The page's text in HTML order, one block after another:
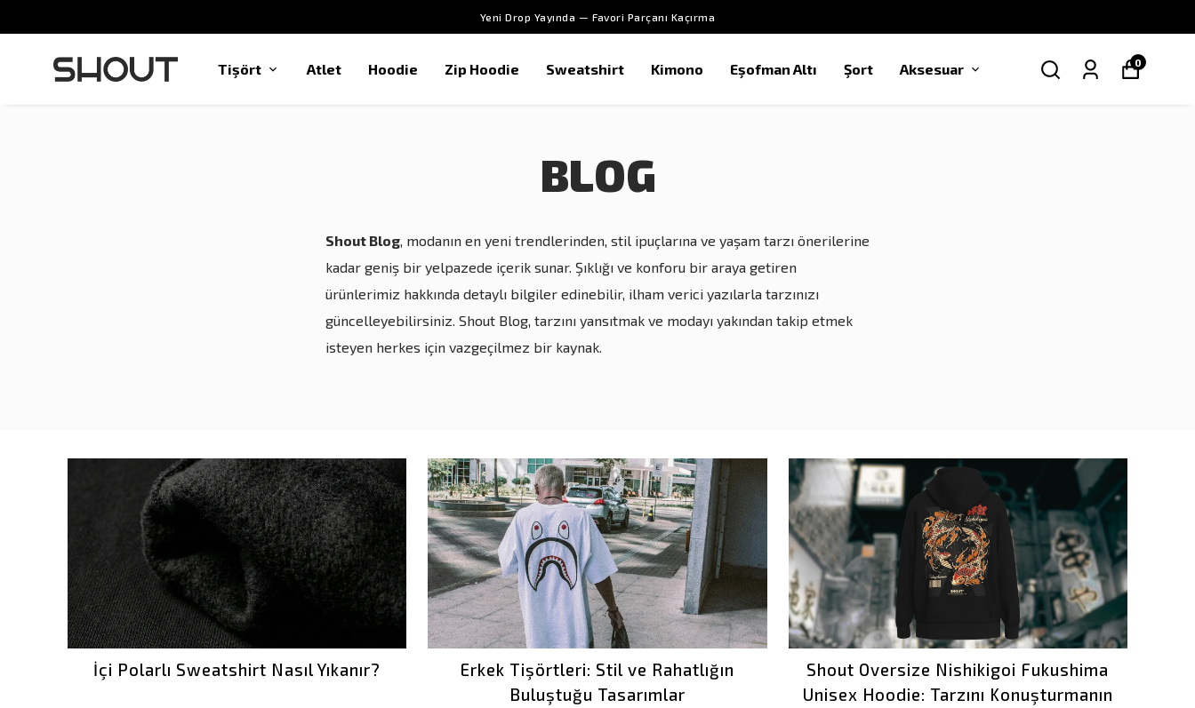
Yeni Drop Yayında — Favori Parçanı Kaçırma
Tişört Atlet Hoodie Zip Hoodie Sweatshirt Kimono Eşofman Altı Şort Aksesuar 0
BLOG
Shout Blog, modanın en yeni trendlerinden, stil ipuçlarına ve yaşam tarzı önerilerine
kadar geniş bir yelpazede içerik sunar. Şıklığı ve konforu bir araya getiren
ürünlerimiz hakkında detaylı bilgiler edinebilir, ilham verici yazılarla tarzınızı
güncelleyebilirsiniz. Shout Blog, tarzını yansıtmak ve modayı yakından takip etmek
isteyen herkes için vazgeçilmez bir kaynak.
İçi Polarlı Sweatshirt Nasıl Yıkanır?
Erkek Tişörtleri: Stil ve Rahatlığın
Buluştuğu Tasarımlar
Shout Oversize Nishikigoi Fukushima
Unisex Hoodie: Tarzını Konuşturmanın